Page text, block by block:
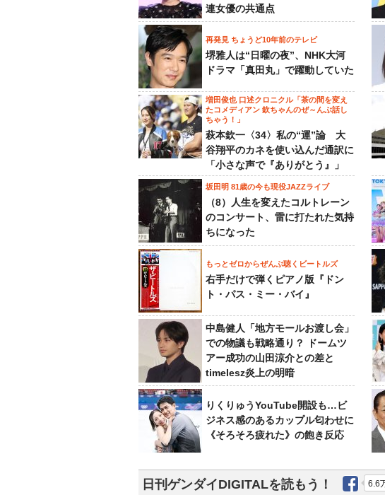
連女優の共通点
再発見 ちょうど10年前のテレビ
堺雅人は“日曜の夜”、NHK大河
ドラマ「真田丸」で躍動していた
増田俊也 口述クロニクル「茶の間を変え
たコメディアン 欽ちゃんのぜ～んぶ話し
ちゃう！」
萩本欽一〈34〉私の“運”論 大
谷翔平のカネを使い込んだ通訳に
「小さな声で『ありがとう』」
坂田明 81歳の今も現役JAZZライブ
（8）人生を変えたコルトレーン
のコンサート、雷に打たれた気持
ちになった
もっとゼロからぜんぶ聴くビートルズ
右手だけで弾くピアノ版『ドン
ト・パス・ミー・バイ』
中島健人「地方モールお渡し会」
での物議も戦略通り？ ドームツ
アー成功の山田涼介との差と
timelesz炎上の明暗
りくりゅうYouTube開設も…ビ
ジネス感のあるカップル匂わせに
《そろそろ疲れた》の飽き反応
日刊ゲンダイDIGITALを読もう！ 6.6